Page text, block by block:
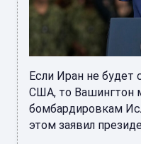
Если Иран не будет
США, то Вашингтон
бомбардировкам
этом заявил